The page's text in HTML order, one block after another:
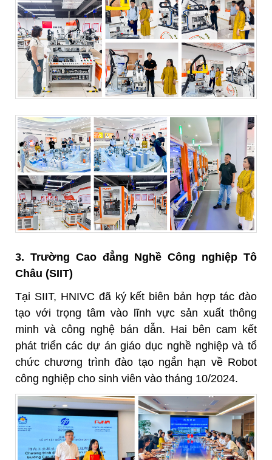
3. Trường Cao đẳng Nghề Công nghiệp Tô
Châu (SIIT)
Tại SIIT, HNIVC đã ký kết biên bản hợp tác đào
tạo với trọng tâm vào lĩnh vực sản xuất thông
minh và công nghệ bán dẫn. Hai bên cam kết
phát triển các dự án giáo dục nghề nghiệp và tổ
chức chương trình đào tạo ngắn hạn về Robot
công nghiệp cho sinh viên vào tháng 10/2024.